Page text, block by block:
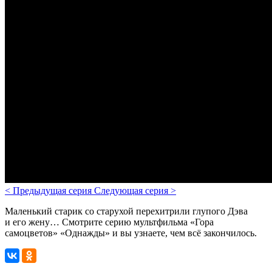
< Предыдущая серия Следующая серия >
Маленький старик со старухой перехитрили глупого Дэва
и его жену… Смотрите серию мультфильма «Гора
самоцветов» «Однажды» и вы узнаете, чем всё закончилось.